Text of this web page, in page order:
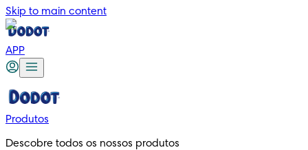
Skip to main content
APP
Produtos
Descobre todos os nossos produtos